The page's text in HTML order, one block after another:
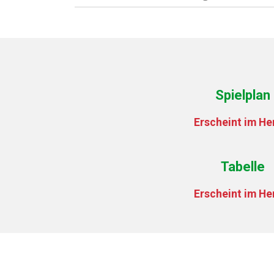
Spielplan
Erscheint im
Tabelle
Erscheint im